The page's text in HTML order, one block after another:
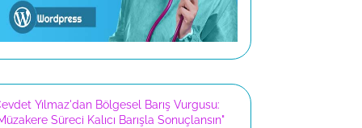
Yılmaz'dan Bölgesel Barış Vurgusu:
Süreci Kalıcı Barışla Sonuçlansın"